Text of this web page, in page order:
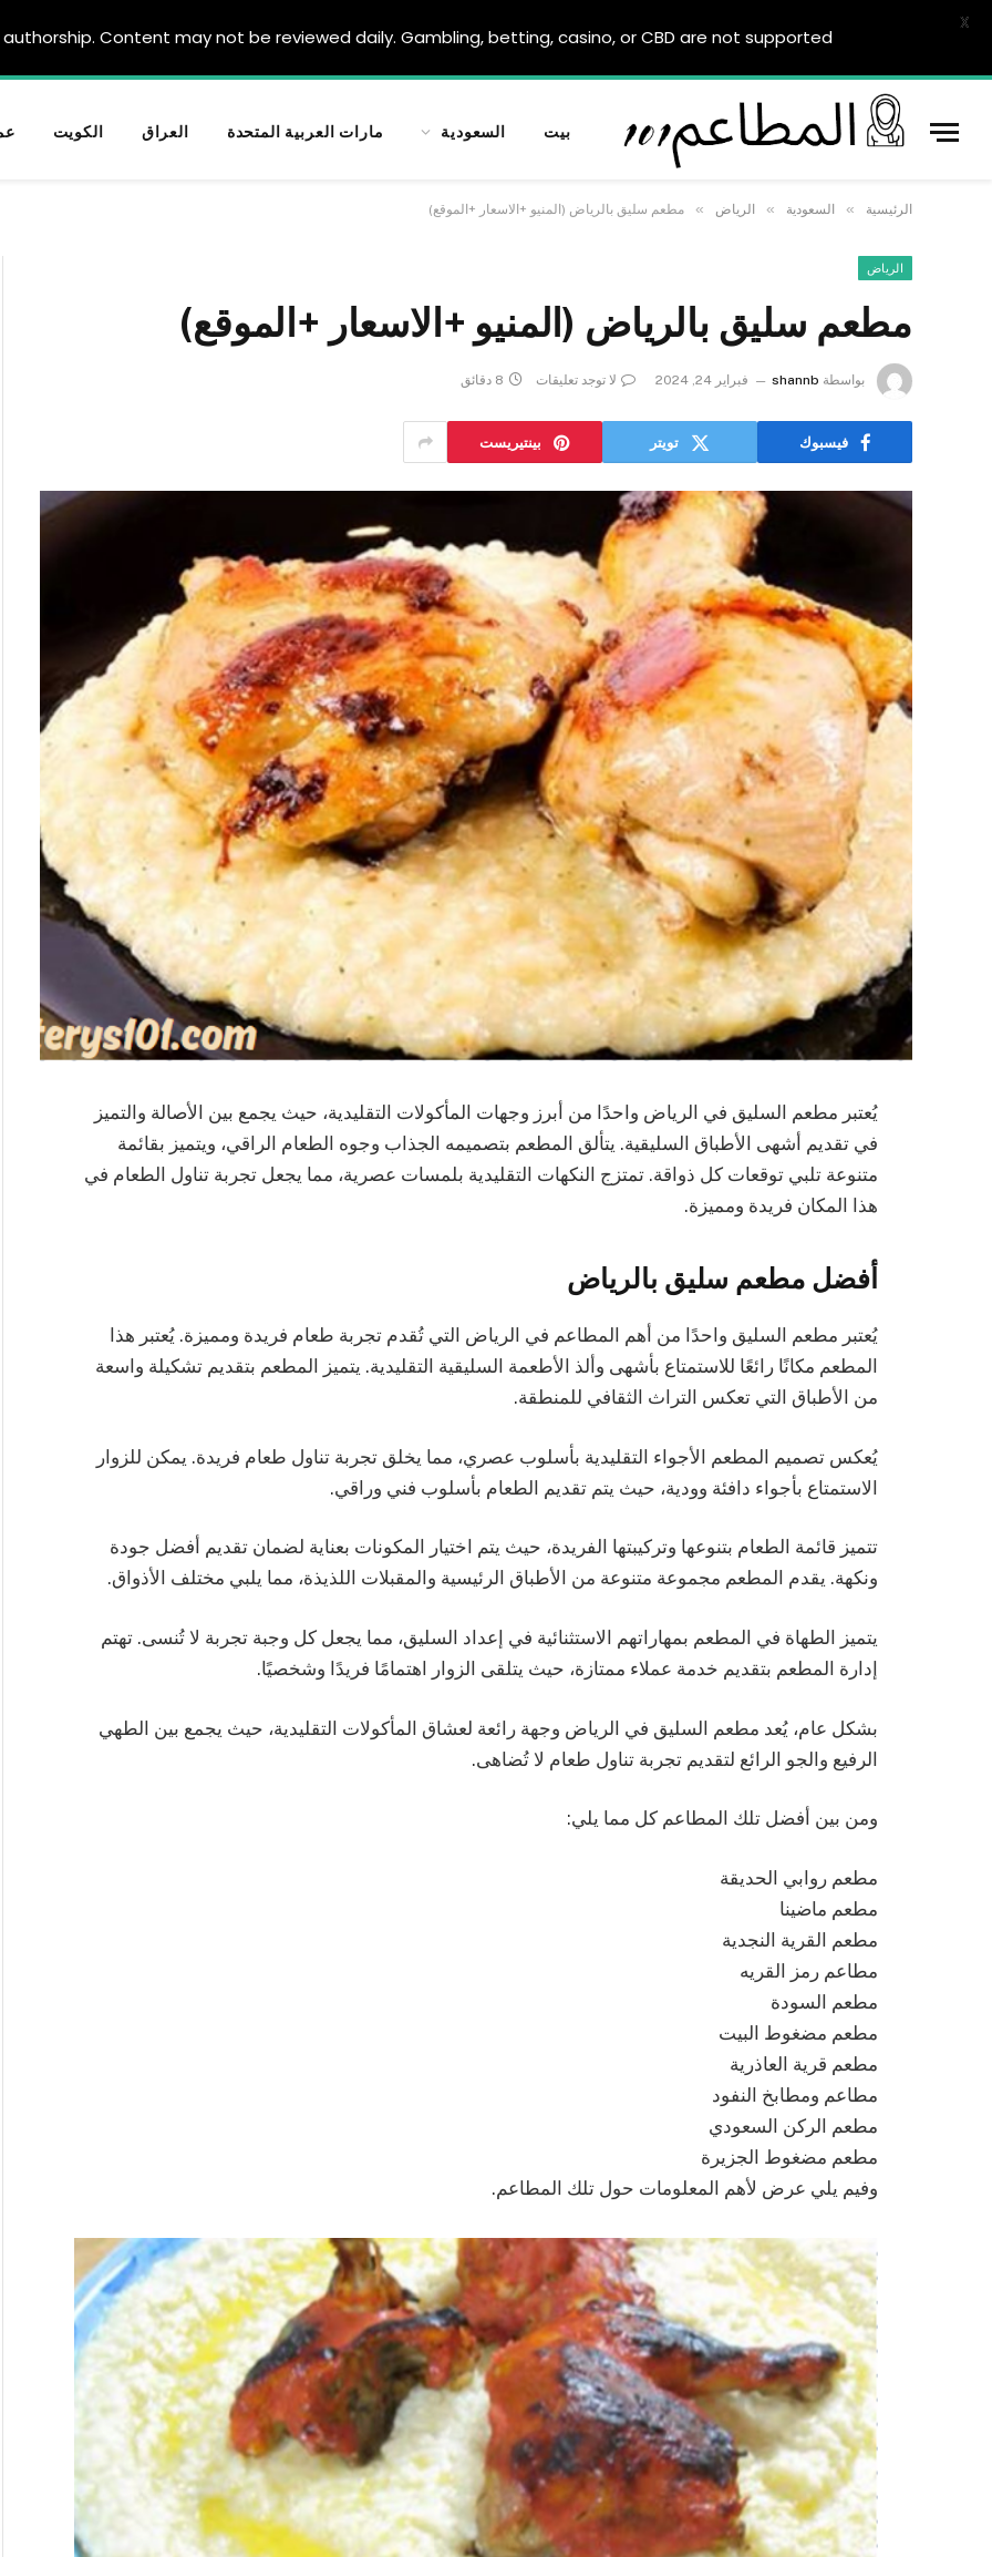
بيت السعودية مارات العربية المتحدة العراق الكويت
الرئيسية » السعودية » الرياض » مطعم سليق بالرياض (المنيو +الاسعار +الموقع)
الرياض
مطعم سليق بالرياض (المنيو +الاسعار +الموقع)
بواسطة shannb فبراير 24, 2024 لا توجد تعليقات 8 دقائق
فيسبوك تويتر بينتيريست
يُعتبر مطعم السليق في الرياض واحدًا من أبرز وجهات المأكولات التقليدية، حيث يجمع بين الأصالة والتميز
في تقديم أشهى الأطباق السليقية. يتألق المطعم بتصميمه الجذاب وجوه الطعام الراقي، ويتميز بقائمة
متنوعة تلبي توقعات كل ذواقة. تمتزج النكهات التقليدية بلمسات عصرية، مما يجعل تجربة تناول الطعام في
هذا المكان فريدة ومميزة.
أفضل مطعم سليق بالرياض
يُعتبر مطعم السليق واحدًا من أهم المطاعم في الرياض التي تُقدم تجربة طعام فريدة ومميزة. يُعتبر هذا
المطعم مكانًا رائعًا للاستمتاع بأشهى وألذ الأطعمة السليقية التقليدية. يتميز المطعم بتقديم تشكيلة واسعة
من الأطباق التي تعكس التراث الثقافي للمنطقة.
يُعكس تصميم المطعم الأجواء التقليدية بأسلوب عصري، مما يخلق تجربة تناول طعام فريدة. يمكن للزوار
الاستمتاع بأجواء دافئة وودية، حيث يتم تقديم الطعام بأسلوب فني وراقي.
تتميز قائمة الطعام بتنوعها وتركيبتها الفريدة، حيث يتم اختيار المكونات بعناية لضمان تقديم أفضل جودة
ونكهة. يقدم المطعم مجموعة متنوعة من الأطباق الرئيسية والمقبلات اللذيذة، مما يلبي مختلف الأذواق.
يتميز الطهاة في المطعم بمهاراتهم الاستثنائية في إعداد السليق، مما يجعل كل وجبة تجربة لا تُنسى. تهتم
إدارة المطعم بتقديم خدمة عملاء ممتازة، حيث يتلقى الزوار اهتمامًا فريدًا وشخصيًا.
بشكل عام، يُعد مطعم السليق في الرياض وجهة رائعة لعشاق المأكولات التقليدية، حيث يجمع بين الطهي
الرفيع والجو الرائع لتقديم تجربة تناول طعام لا تُضاهى.
ومن بين أفضل تلك المطاعم كل مما يلي:
مطعم روابي الحديقة
مطعم ماضينا
مطعم القرية النجدية
مطاعم رمز القريه
مطعم السودة
مطعم مضغوط البيت
مطعم قرية العاذرية
مطاعم ومطابخ النفود
مطعم الركن السعودي
مطعم مضغوط الجزيرة
وفيم يلي عرض لأهم المعلومات حول تلك المطاعم.
Content may not be reviewed daily. Gambling, betting, casino, or CBD are not supported.
X